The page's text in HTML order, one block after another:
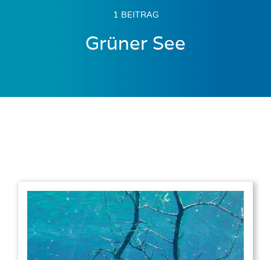
1 BEITRAG
Grüner See